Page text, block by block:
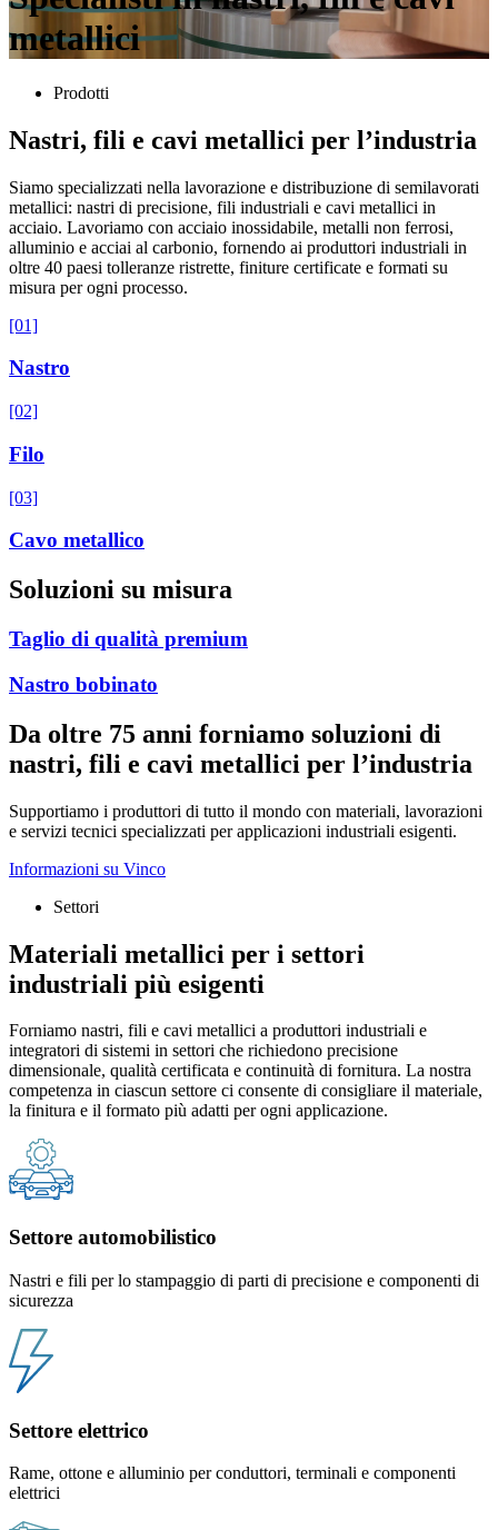
metallici
Prodotti
Nastri, fili e cavi metallici per l’industria
Siamo specializzati nella lavorazione e distribuzione di semilavorati
metallici: nastri di precisione, fili industriali e cavi metallici in
acciaio. Lavoriamo con acciaio inossidabile, metalli non ferrosi,
alluminio e acciai al carbonio, fornendo ai produttori industriali in
oltre 40 paesi tolleranze ristrette, finiture certificate e formati su
misura per ogni processo.
[01]
Nastro
[02]
Filo
[03]
Cavo metallico
Soluzioni su misura
Taglio di qualità premium
Nastro bobinato
Da oltre 75 anni forniamo soluzioni di
nastri, fili e cavi metallici per l’industria
Supportiamo i produttori di tutto il mondo con materiali, lavorazioni
e servizi tecnici specializzati per applicazioni industriali esigenti.
Informazioni su Vinco
Settori
Materiali metallici per i settori
industriali più esigenti
Forniamo nastri, fili e cavi metallici a produttori industriali e
integratori di sistemi in settori che richiedono precisione
dimensionale, qualità certificata e continuità di fornitura. La nostra
competenza in ciascun settore ci consente di consigliare il materiale,
la finitura e il formato più adatti per ogni applicazione.
Settore automobilistico
Nastri e fili per lo stampaggio di parti di precisione e componenti di
sicurezza
Settore elettrico
Rame, ottone e alluminio per conduttori, terminali e componenti
elettrici